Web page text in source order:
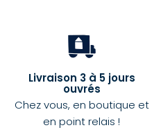
Livraison 3 à 5 jours
ouvrés
Chez vous, en boutique et
en point relais !